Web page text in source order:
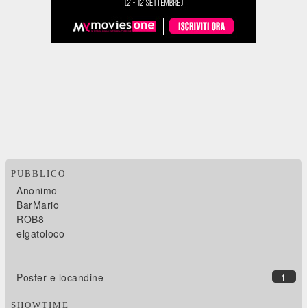
PUBBLICO
Anonimo
BarMario
ROB8
elgatoloco
1
Poster e locandine
SHOWTIME